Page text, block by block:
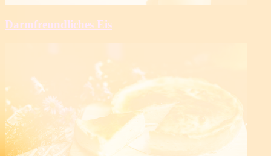
Darmfreundliches Eis